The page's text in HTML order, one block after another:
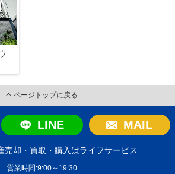
ユニ・アルス新大阪ウエスト
ページトップに戻る
LINE MAIL
売却・買取・購入はライフサービス
営業時間:9:00～19:30